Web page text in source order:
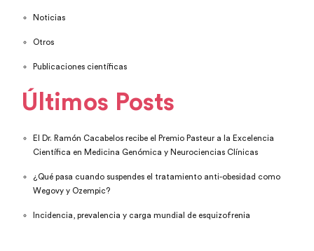
Noticias
Otros
Publicaciones científicas
Últimos Posts
El Dr. Ramón Cacabelos recibe el Premio Pasteur a la Excelencia
Científica en Medicina Genómica y Neurociencias Clínicas
¿Qué pasa cuando suspendes el tratamiento anti-obesidad como
Wegovy y Ozempic?
Incidencia, prevalencia y carga mundial de esquizofrenia